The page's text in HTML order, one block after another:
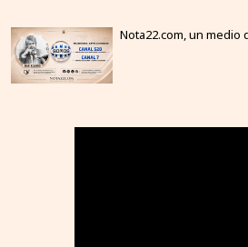
Nota22.com, un medio